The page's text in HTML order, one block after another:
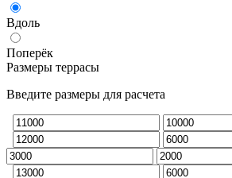
Вдоль
Поперёк
Размеры террасы
Введите размеры для расчета